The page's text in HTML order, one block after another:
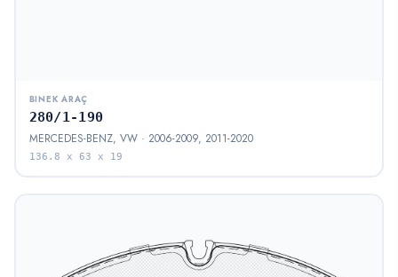
BINEK ARAÇ
280/1-190
MERCEDES-BENZ, VW · 2006-2009, 2011-2020
136.8 x 63 x 19